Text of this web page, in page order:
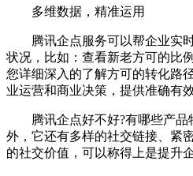
多维数据，精准运用
腾讯企点服务可以帮企业实时
状况，比如：查看新老方可的比
您详细深入的了解方可的转化路
业运营和商业决策，提供准确有
腾讯企点好不好?有哪些产品
外，它还有多样的社交链接、紧
的社交价值，可以称得上是提升